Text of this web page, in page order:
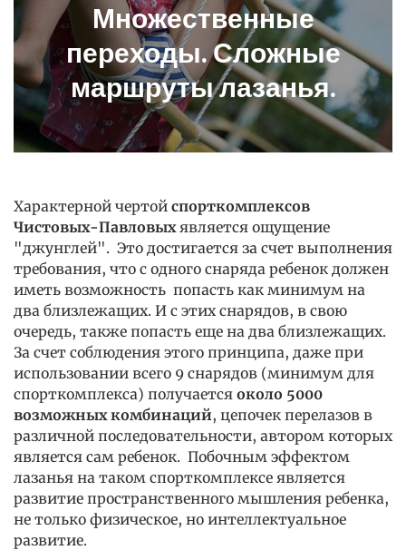
Множественные
переходы. Сложные
маршруты лазанья.
Характерной чертой спорткомплексов
Чистовых-Павловыхявляется ощущение
"джунглей". Это достигается за счет выполнения
требования, что с одного снаряда ребенок должен
иметь возможность попасть как минимум на
два близлежащих. И с этих снарядов, в свою
очередь, также попасть еще на два близлежащих.
За счет соблюдения этого принципа, даже при
использовании всего 9 снарядов (минимум для
спорткомплекса) получается около 5000
возможных комбинаций, цепочек перелазов в
различной последовательности, автором которых
является сам ребенок. Побочным эффектом
лазанья на таком спорткомплексе является
развитие пространственного мышления ребенка,
не только физическое, но интеллектуальное
развитие.